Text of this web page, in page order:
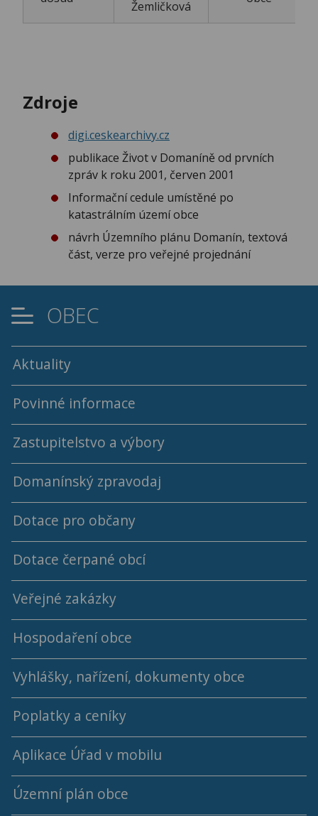
Žemličková
Zdroje
digi.ceskearchivy.cz
publikace Život v Domaníně od prvních
zpráv k roku 2001, červen 2001
Informační cedule umístěné po
katastrálním území obce
návrh Územního plánu Domanín, textová
část, verze pro veřejné projednání
OBEC
Aktuality
Povinné informace
Zastupitelstvo a výbory
Programy a usnesení ZO
Archív programů a usnesení ZO
Členové ZO
Jednací řád ZO
Výbory
Domanínský zpravodaj
Archiv Domanínského zpravodaje
Dotace pro občany
Dotace čerpané obcí
2018 - 2022
2014 - 2018
Veřejné zakázky
Hospodaření obce
Střednědobý výhled rozpočtu
Rok 2026
Rok 2025
Rok 2024
Vyhlášky, nařízení, dokumenty obce
Poplatky a ceníky
Aplikace Úřad v mobilu
Územní plán obce